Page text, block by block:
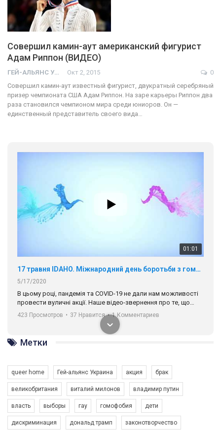
Совершил камин-аут американский фигурист
Адам Риппон (ВИДЕО)
ГЕЙ-АЛЬЯНС УКРАИНА Окт 2, 2015
0
Совершил камин-аут известный фигурист, двукратный серебряный
призер чемпионата США Адам Риппон. На заре карьеры Риппон два
раза становился чемпионом мира среди юниоров. Он —
единственный представитель своего вида…
01:01
17 травня IDAHO. Міжнародний день боротьби з гомофобією трансфобією і біфобія.
5/17/2020
В цьому році, пандемія та COVІD-19 не дали нам можливості
провести вуличні акції. Наше відео-звернення про те, що
навіть коли ми у різних містах та не можемо зустрінеться, ми
разом. Ми закликаємо всіх хто поділяє цінності рівності та
солідарності, приєднатися до нас. Регіональні підрозділи
ГАУ є в 16 областях України.
Разом наш голос лунає гучніше!
423 Просмотров • 37 Нравится • 1 Комментариев
Метки
queer home Гей-альянс Украина акция брак
великобритания виталий милонов владимир путин
власть выборы гау гомофобия дети
дискриминация дональд трамп законотворчество